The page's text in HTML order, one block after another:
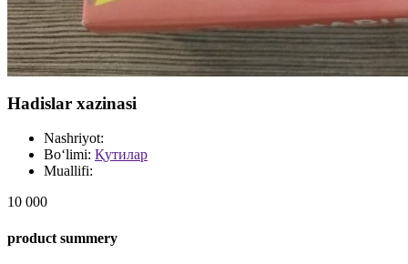
Hadislar xazinasi
Nashriyot:
Bo‘limi: Қутилар
Muallifi:
10 000
product summery